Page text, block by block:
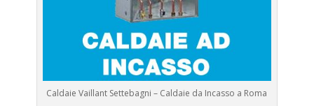
Caldaie Vaillant Settebagni – Caldaie da Incasso a Roma